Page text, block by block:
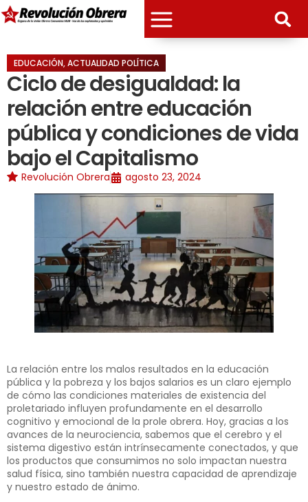
EDUCACIÓN,ACTUALIDAD POLÍTICA
Ciclo de desigualdad: la
relación entre educación
pública y condiciones de vida
bajo el Capitalismo
Revolución Obrera agosto 23, 2024
La relación entre los malos resultados en la educación
pública y la pobreza y los bajos salarios es un claro ejemplo
de cómo las condiciones materiales de existencia del
proletariado influyen profundamente en el desarrollo
cognitivo y emocional de la prole obrera. Hoy, gracias a los
avances de la neurociencia, sabemos que el cerebro y el
sistema digestivo están intrínsecamente conectados, y que
los productos que consumimos no solo impactan nuestra
salud física, sino también nuestra capacidad de aprendizaje
y nuestro estado de ánimo.